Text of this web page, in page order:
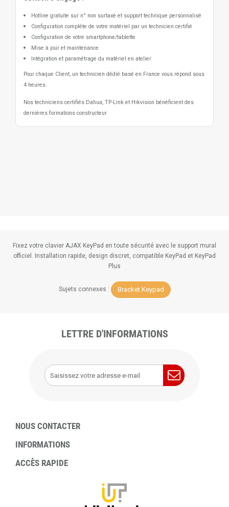
Hotline gratuite sur n° non surtaxé et support technique personnalisé
Configuration complète de votre matériel par un technicien certifié
Configuration de votre smartphone/tablette
Mise à jour et maintenance
Intégration et paramétrage du matériel en atelier
Pour chaque Client, un technicien dédié basé en France vous répond sous
4 heures.
Nos techniciens certifiés Dahua, TP-Link et Hikvision bénéficient des
dernières formations constructeur.
Fixez votre clavier AJAX KeyPad en toute sécurité avec le support mural
officiel. Installation rapide, design discret, compatible KeyPad et KeyPad
Plus
Sujets connexes : Bracket Keypad
LETTRE D'INFORMATIONS
NOUS CONTACTER
INFORMATIONS
ACCÈS RAPIDE